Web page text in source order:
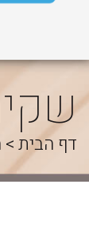
דף הבית>